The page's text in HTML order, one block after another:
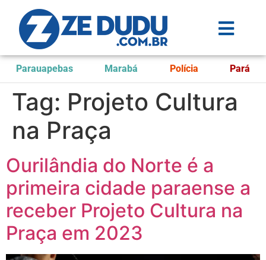
Parauapebas Marabá Polícia Pará
Tag: Projeto Cultura
na Praça
Ourilândia do Norte é a
primeira cidade paraense a
receber Projeto Cultura na
Praça em 2023